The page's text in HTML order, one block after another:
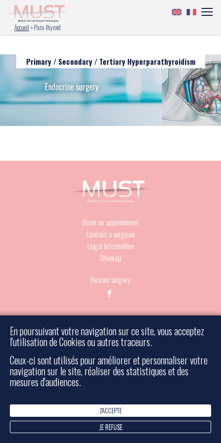
En poursuivant votre navigation sur ce site, vous acceptez
l'utilisation de Cookies ou autres traceurs.
Ceux-ci sont utilisés pour améliorer et personnaliser votre
navigation sur le site, réaliser des statistiques et des
mesures d'audiences.
J'ACCEPTE
JE REFUSE
Accueil » Para-thyroid
Primary / Secondary / Tertiary Hyperparathyroidism
Book an appointment
Contact a surgeon
Legal information
Sitemap
Rescue surgery
© 2026 Must- Tous droits réservés - Réalisé par Bulko